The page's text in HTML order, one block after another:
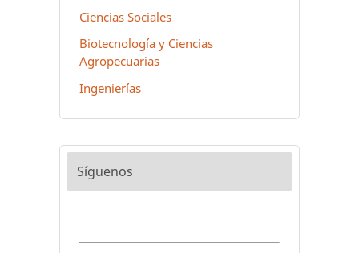
Ciencias Sociales
Biotecnología y Ciencias
Agropecuarias
Ingenierías
Síguenos